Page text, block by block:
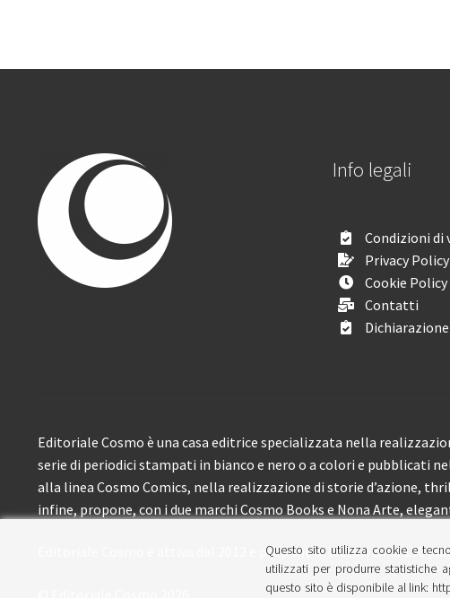
Info legali
Condizioni di
Privacy Policy
Cookie Policy
Contatti
Editoriale Cosmo è una casa editrice specializzata nella
serie di periodici stampati in bianco e nero o a colori e pubblicati
alla linea Cosmo Comics, nella realizzazione di storie d’azione,
infine, propone, con i due marchi Cosmo Books e Nona Arte,
Editoriale Cosmo è attiva dal 2012 e propone ai lettori circa 150
Questo sito utilizza cookie e
utilizzati per produrre statistiche
questo sito è disponibile al link: